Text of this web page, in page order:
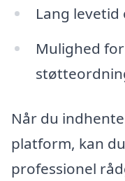
Lang levetid
Mulighed
Når du
platform, kan
professionel